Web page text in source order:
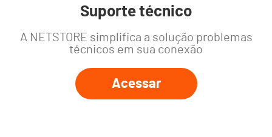
Suporte técnico
A NETSTORE simplifica a solução problemas
técnicos em sua conexão
Acessar